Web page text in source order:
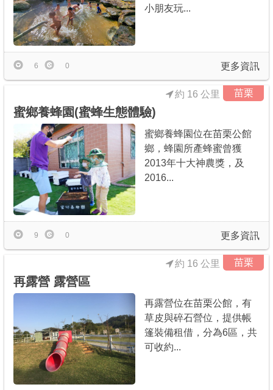
小朋友玩...
更多資訊
6 0
苗栗
約 16 公里
蜜鄉養蜂園(蜜蜂生態體驗)
蜜鄉養蜂園位在苗栗公館
鄉，蜂園所產蜂蜜曾獲
2013年十大神農獎，及
2016...
更多資訊
9 0
苗栗
約 16 公里
再露營 露營區
再露營位在苗栗公館，有
草皮與碎石營位，提供帳
篷裝備租借，分為6區，共
可收約...